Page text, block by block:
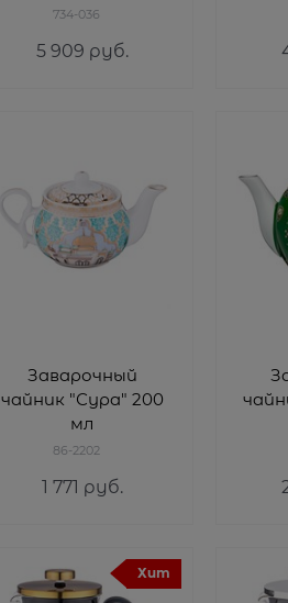
покрытием
734-036
5 909 руб.
Заварочный
чайник "Сура" 200
мл
86-2202
1 771 руб.
Хит